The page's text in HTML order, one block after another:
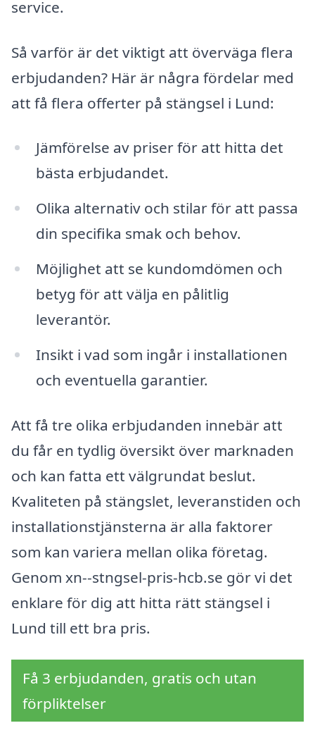
service.
Så varför är det viktigt att överväga flera
erbjudanden? Här är några fördelar med
att få flera offerter på stängsel i Lund:
Jämförelse av priser för att hitta det
bästa erbjudandet.
Olika alternativ och stilar för att passa
din specifika smak och behov.
Möjlighet att se kundomdömen och
betyg för att välja en pålitlig
leverantör.
Insikt i vad som ingår i installationen
och eventuella garantier.
Att få tre olika erbjudanden innebär att
du får en tydlig översikt över marknaden
och kan fatta ett välgrundat beslut.
Kvaliteten på stängslet, leveranstiden och
installationstjänsterna är alla faktorer
som kan variera mellan olika företag.
Genom xn--stngsel-pris-hcb.se gör vi det
enklare för dig att hitta rätt stängsel i
Lund till ett bra pris.
Få 3 erbjudanden, gratis och utan
förpliktelser